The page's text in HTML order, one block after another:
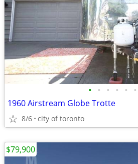
• • • • • •
1960 Airstream Globe Trotte
8/6 city of toronto
$79,900